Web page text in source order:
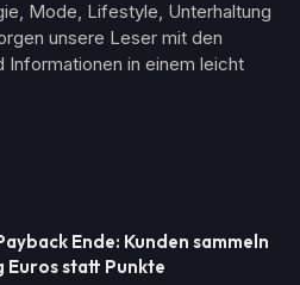
Mode, Lifestyle, Unterhaltung
unsere Leser mit den
Informationen in einem leicht
Ende: Kunden sammeln
Euros statt Punkte